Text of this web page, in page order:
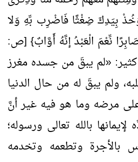
بِيَدِكَ ضِغْثًا فَاضْرِب بِّهِ وَلا
نِّعْمَ الْعَبْدُ إنَّهُ أَوَّابٌ} [ص:
«لم يبقَ من جسده مغرز
ولم يبقَ له من حال الدنيا
مرضه وما هو فيه غير أنَّ
بالله تعالى ورسوله؛
بالأجرة وتطعمه وتخدمه